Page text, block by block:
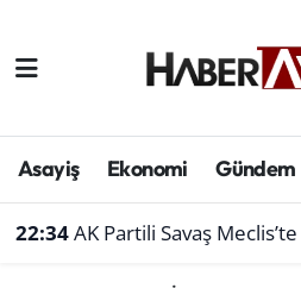
Asayiş Ekonomi Gündem
22:34AK Partili Savaş Meclis’te
Afyonkarahisar
Çevre
Aydın Hava Durumu
Süper Lig Puan